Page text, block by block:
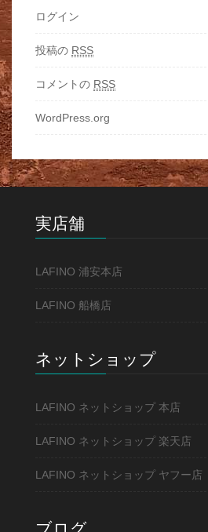
ログイン
投稿の RSS
コメントの RSS
WordPress.org
実店舗
LAFINO 浦安本店
LAFINO 船橋店
ネットショップ
LAFINO ネットショップ 本店
LAFINO ネットショップ 楽天店
LAFINO ネットショップ ヤフー店